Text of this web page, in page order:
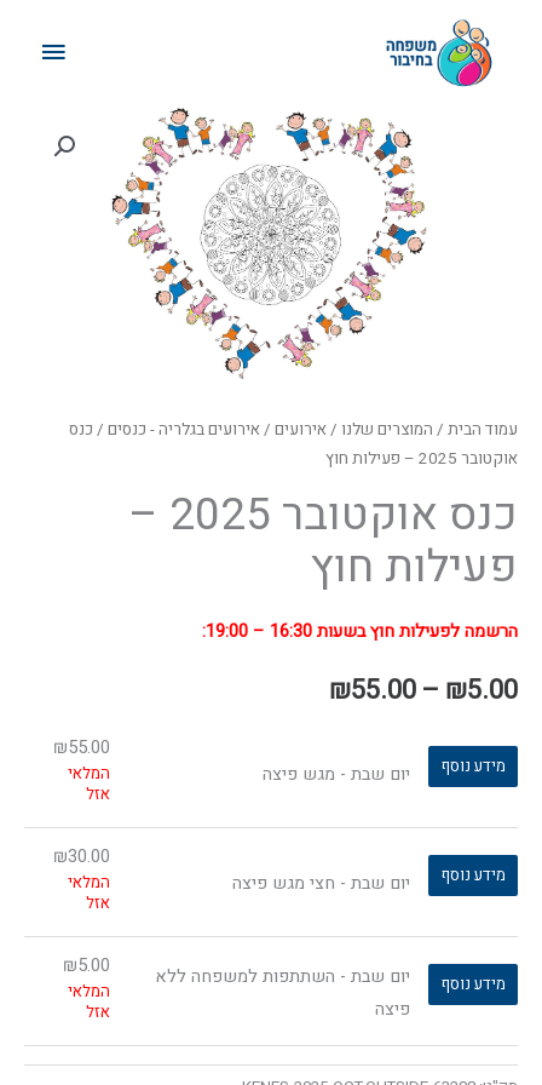
עמוד הבית / המוצרים שלנו /אירועים /אירועים בגלריה - כנסים / כנס
אוקטובר 2025 – פעילות חוץ
כנס אוקטובר 2025 –
פעילות חוץ
הרשמה לפעילות חוץ בשעות 16:30 – 19:00:
₪5.00
–
₪55.00
טווח
מחירים:
עד
מידע נוסף יום שבת - מגש פיצה
₪55.00
המלאי
אזל
מידע נוסף יום שבת - חצי מגש פיצה
₪30.00
המלאי
אזל
מידע נוסף
יום שבת - השתתפות למשפחה ללא
פיצה
₪5.00
המלאי
אזל